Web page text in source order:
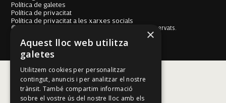
Política de galetes
Política de privacitat
Política de privacitat a les xarxes socials
© Fundació Mallorca Literària 2026. Tots els drets reservats.
Disseny i desenvolupament web BESTALDE STUDIO
×
Aquest lloc web utilitza
galetes
Utilitzem cookies per personalitzar
contingut, anuncis i per analitzar el nostre
trànsit. També compartim informació
sobre el vostre ús del nostre lloc amb els